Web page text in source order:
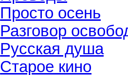
Просто осень
Разговор
Русская душа
Старое кино